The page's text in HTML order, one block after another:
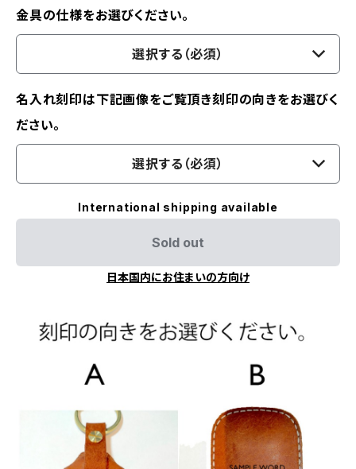
金具の仕様をお選びください。
選択する（必須）
名入れ刻印は下記画像をご覧頂き刻印の向きをお選びく
ださい。
選択する（必須）
International shipping available
Sold out
日本国内にお住まいの方向け